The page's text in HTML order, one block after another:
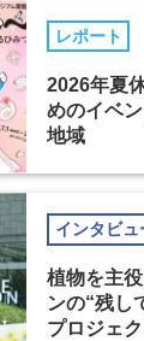
レポート
2026年夏
めのイベ
地域
インタビュ
植物を主
ンの“残し
プロジェク